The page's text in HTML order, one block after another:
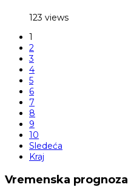
123 views
1
2
3
4
5
6
7
8
9
10
Sledeća
Kraj
Vremenska prognoza